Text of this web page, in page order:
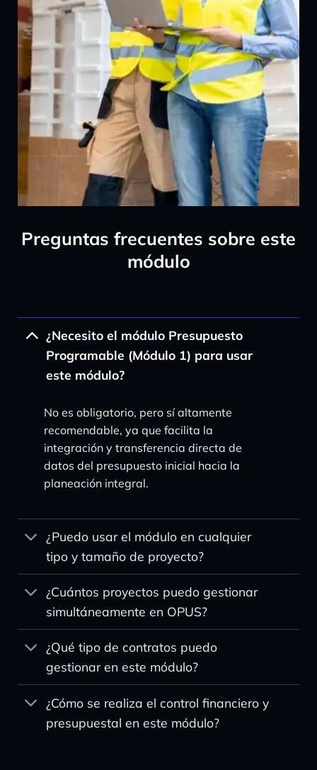
Preguntas frecuentes sobre este
módulo
¿Necesito el módulo Presupuesto
Programable (Módulo 1) para usar
este módulo?
No es obligatorio, pero sí altamente
recomendable, ya que facilita la
integración y transferencia directa de
datos del presupuesto inicial hacia la
planeación integral.
¿Puedo usar el módulo en cualquier
tipo y tamaño de proyecto?
¿Cuántos proyectos puedo gestionar
simultáneamente en OPUS?
¿Qué tipo de contratos puedo
gestionar en este módulo?
¿Cómo se realiza el control financiero y
presupuestal en este módulo?